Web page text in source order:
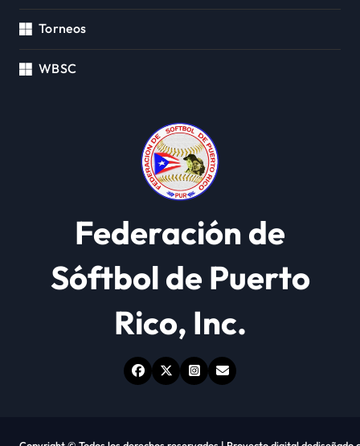
Torneos
WBSC
Federación de
Sóftbol de Puerto
Rico, Inc.